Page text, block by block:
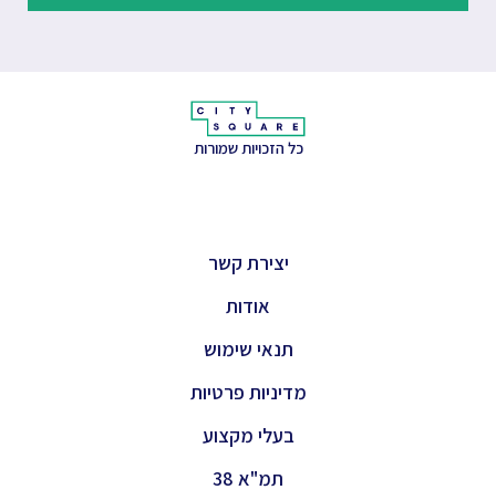
כל הזכויות שמורות
יצירת קשר
אודות
תנאי שימוש
מדיניות פרטיות
בעלי מקצוע
תמ"א 38